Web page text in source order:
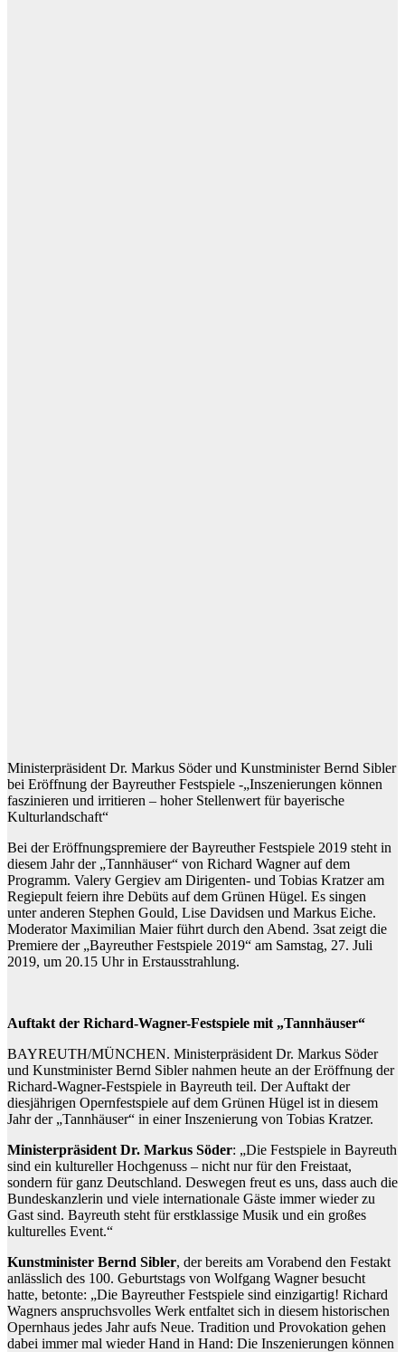
Ministerpräsident Dr. Markus Söder und Kunstminister Bernd Sibler
bei Eröffnung der Bayreuther Festspiele -„Inszenierungen können
faszinieren und irritieren – hoher Stellenwert für bayerische
Kulturlandschaft“
Bei der Eröffnungspremiere der Bayreuther Festspiele 2019 steht in
diesem Jahr der „Tannhäuser“ von Richard Wagner auf dem
Programm. Valery Gergiev am Dirigenten- und Tobias Kratzer am
Regiepult feiern ihre Debüts auf dem Grünen Hügel. Es singen
unter anderen Stephen Gould, Lise Davidsen und Markus Eiche.
Moderator Maximilian Maier führt durch den Abend. 3sat zeigt die
Premiere der „Bayreuther Festspiele 2019“ am Samstag, 27. Juli
2019, um 20.15 Uhr in Erstausstrahlung.
Auftakt der Richard-Wagner-Festspiele mit „Tannhäuser“
BAYREUTH/MÜNCHEN. Ministerpräsident Dr. Markus Söder
und Kunstminister Bernd Sibler nahmen heute an der Eröffnung der
Richard-Wagner-Festspiele in Bayreuth teil. Der Auftakt der
diesjährigen Opernfestspiele auf dem Grünen Hügel ist in diesem
Jahr der „Tannhäuser“ in einer Inszenierung von Tobias Kratzer.
Ministerpräsident Dr. Markus Söder: „Die Festspiele in Bayreuth
sind ein kultureller Hochgenuss – nicht nur für den Freistaat,
sondern für ganz Deutschland. Deswegen freut es uns, dass auch die
Bundeskanzlerin und viele internationale Gäste immer wieder zu
Gast sind. Bayreuth steht für erstklassige Musik und ein großes
kulturelles Event.“
Kunstminister Bernd Sibler, der bereits am Vorabend den Festakt
anlässlich des 100. Geburtstags von Wolfgang Wagner besucht
hatte, betonte: „Die Bayreuther Festspiele sind einzigartig! Richard
Wagners anspruchsvolles Werk entfaltet sich in diesem historischen
Opernhaus jedes Jahr aufs Neue. Tradition und Provokation gehen
dabei immer mal wieder Hand in Hand: Die Inszenierungen können